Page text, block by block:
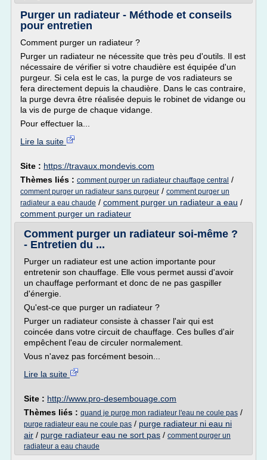
Purger un radiateur - Méthode et conseils
pour entretien
Comment purger un radiateur ?
Purger un radiateur ne nécessite que très peu d'outils. Il est
nécessaire de vérifier si votre chaudière est équipée d'un
purgeur. Si cela est le cas, la purge de vos radiateurs se
fera directement depuis la chaudière. Dans le cas contraire,
la purge devra être réalisée depuis le robinet de vidange ou
la vis de purge de chaque vidange.
Pour effectuer la...
Lire la suite
Site : https://travaux.mondevis.com
Thèmes liés : comment purger un radiateur chauffage central /
comment purger un radiateur sans purgeur / comment purger un
radiateur a eau chaude / comment purger un radiateur a eau /
comment purger un radiateur
Comment purger un radiateur soi-même ?
- Entretien du ...
Purger un radiateur est une action importante pour
entretenir son chauffage. Elle vous permet aussi d'avoir
un chauffage performant et donc de ne pas gaspiller
d'énergie.
Qu'est-ce que purger un radiateur ?
Purger un radiateur consiste à chasser l'air qui est
coincée dans votre circuit de chauffage. Ces bulles d'air
empêchent l'eau de circuler normalement.
Vous n'avez pas forcément besoin...
Lire la suite
Site : http://www.pro-desembouage.com
Thèmes liés : quand je purge mon radiateur l'eau ne coule pas /
purge radiateur eau ne coule pas / purge radiateur ni eau ni
air / purge radiateur eau ne sort pas / comment purger un
radiateur a eau chaude